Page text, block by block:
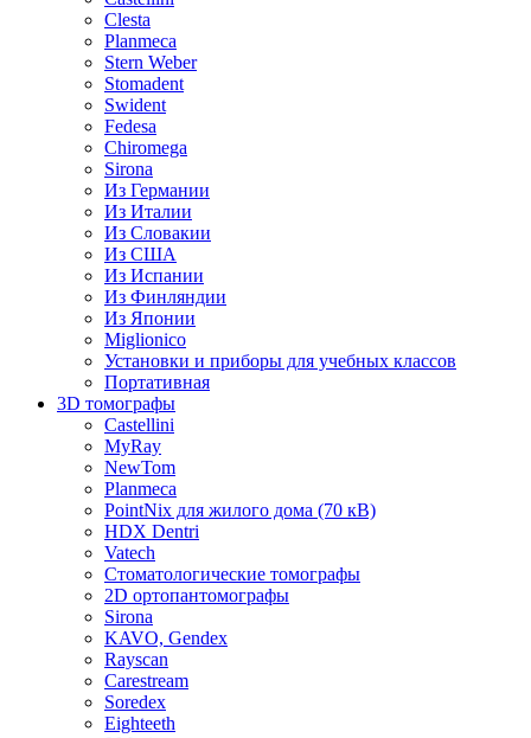
Clesta
Planmeca
Stern Weber
Stomadent
Swident
Fedesa
Chiromega
Sirona
Из Германии
Из Италии
Из Словакии
Из США
Из Испании
Из Финляндии
Из Японии
Miglionico
Установки и приборы для учебных классов
Портативная
3D томографы
Castellini
MyRay
NewTom
Planmeca
PointNix для жилого дома (70 кВ)
HDX Dentri
Vatech
Стоматологические томографы
2D ортопантомографы
Sirona
KAVO, Gendex
Rayscan
Carestream
Soredex
Eighteeth